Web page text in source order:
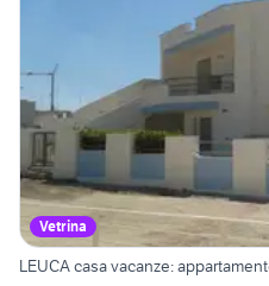
Vetrina
LEUCA casa vacanze: